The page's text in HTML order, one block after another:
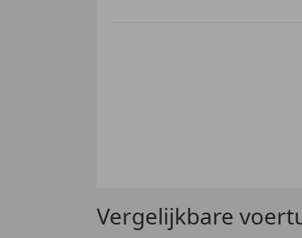
Vergelijkbare